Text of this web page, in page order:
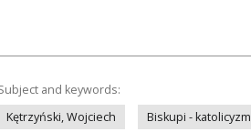
and keywords:
Kętrzyński, Wojciech
Biskupi - katolicyzm